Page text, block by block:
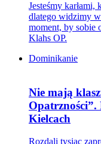
Jesteśmy
dlatego widzimy
moment, by sobie
Klahs OP.
Dominikanie
Nie mają
Kielcach
Rozdali tysiąc